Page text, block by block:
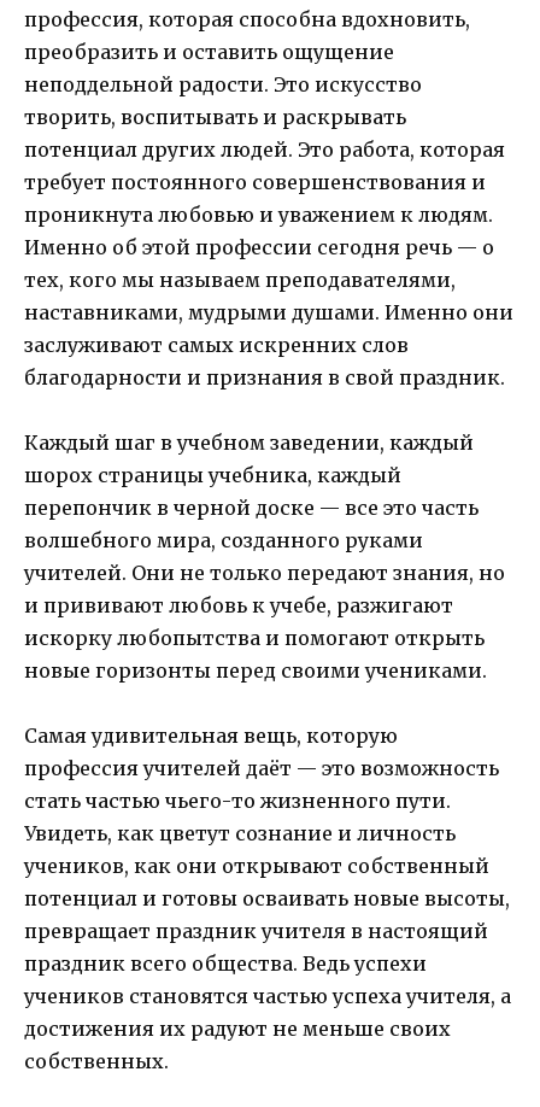
профессия, которая способна вдохновить,
преобразить и оставить ощущение
неподдельной радости. Это искусство
творить, воспитывать и раскрывать
потенциал других людей. Это работа, которая
требует постоянного совершенствования и
проникнута любовью и уважением к людям.
Именно об этой профессии сегодня речь — о
тех, кого мы называем преподавателями,
наставниками, мудрыми душами. Именно они
заслуживают самых искренних слов
благодарности и признания в свой праздник.
Каждый шаг в учебном заведении, каждый
шорох страницы учебника, каждый
перепончик в черной доске — все это часть
волшебного мира, созданного руками
учителей. Они не только передают знания, но
и прививают любовь к учебе, разжигают
искорку любопытства и помогают открыть
новые горизонты перед своими учениками.
Самая удивительная вещь, которую
профессия учителей даёт — это возможность
стать частью чьего-то жизненного пути.
Увидеть, как цветут сознание и личность
учеников, как они открывают собственный
потенциал и готовы осваивать новые высоты,
превращает праздник учителя в настоящий
праздник всего общества. Ведь успехи
учеников становятся частью успеха учителя, а
достижения их радуют не меньше своих
собственных.